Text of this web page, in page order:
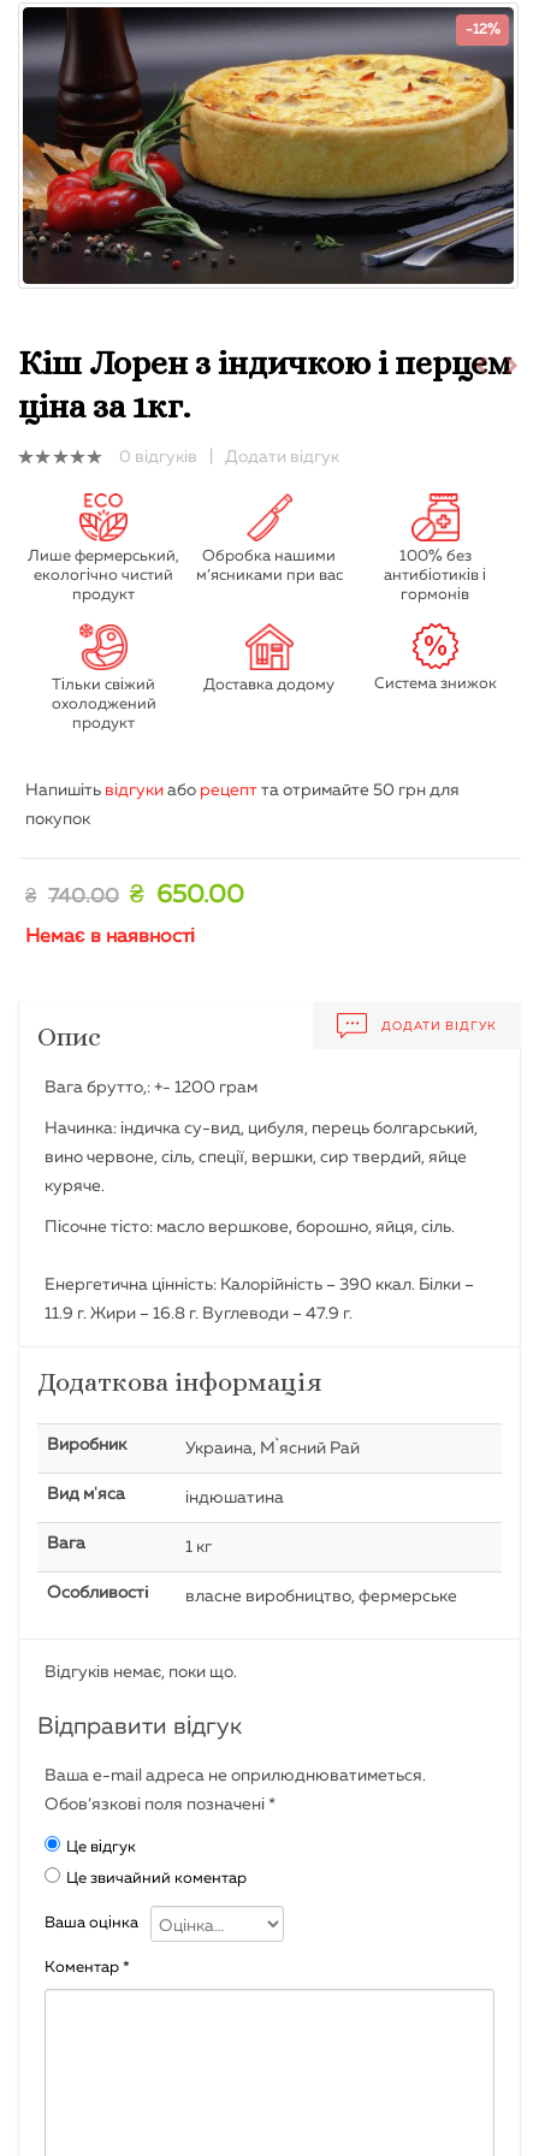
-12%
Кіш Лорен з індичкою і перцем
ціна за 1кг.
0 відгуків Додати відгук
Лише фермерський,
екологічно чистий
продукт
Обробка нашими
м’ясниками при вас
100% без
антибіотиків і
гормонів
Тільки свіжий
охолоджений
продукт
Доставка додому Система знижок
Напишіть відгуки або рецепт та отримайте 50 грн для
покупок
₴ 740.00 ₴ 650.00
Немає в наявності
ДОДАТИ ВІДГУК
Опис
Вага брутто,: +- 1200 грам
Начинка: індичка су-вид, цибуля, перець болгарський,
вино червоне, сіль, спеції, вершки, сир твердий, яйце
куряче.
Пісочне тісто: масло вершкове, борошно, яйця, сіль.
Енергетична цінність: Калорійність – 390 ккал. Білки –
11.9 г. Жири – 16.8 г. Вуглеводи – 47.9 г.
Додаткова інформація
Виробник Украина, М`ясний Рай
Вид м'яса індюшатина
Вага 1 кг
Особливості власне виробництво, фермерське
Відгуків немає, поки що.
Відправити відгук
Ваша e-mail адреса не оприлюднюватиметься.
Обов’язкові поля позначені *
Це відгук
Це звичайний коментар
Ваша оцінка
Коментар *